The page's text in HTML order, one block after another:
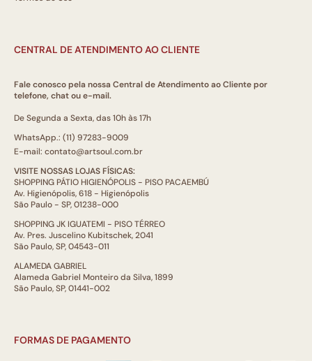
CENTRAL DE ATENDIMENTO AO CLIENTE
Fale conosco pela nossa Central de Atendimento ao Cliente por
telefone, chat ou e-mail.
De Segunda a Sexta, das 10h às 17h
WhatsApp.: (11) 97283-9009
E-mail: contato@artsoul.com.br
VISITE NOSSAS LOJAS FÍSICAS:
SHOPPING PÁTIO HIGIENÓPOLIS - PISO PACAEMBÚ
Av. Higienópolis, 618 - Higienópolis
São Paulo - SP, 01238-000
SHOPPING JK IGUATEMI - PISO TÉRREO
Av. Pres. Juscelino Kubitschek, 2041
São Paulo, SP, 04543-011
ALAMEDA GABRIEL
Alameda Gabriel Monteiro da Silva, 1899
São Paulo, SP, 01441-002
FORMAS DE PAGAMENTO